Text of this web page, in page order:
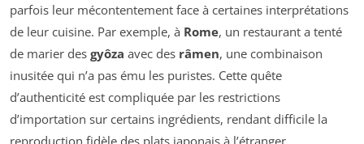
parfois leur mécontentement face à certaines interprétations
de leur cuisine. Par exemple, à Rome, un restaurant a tenté
de marier des gyôza avec des râmen, une combinaison
inusitée qui n’a pas ému les puristes. Cette quête
d’authenticité est compliquée par les restrictions
d’importation sur certains ingrédients, rendant difficile la
reproduction fidèle des plats japonais à l’étranger.